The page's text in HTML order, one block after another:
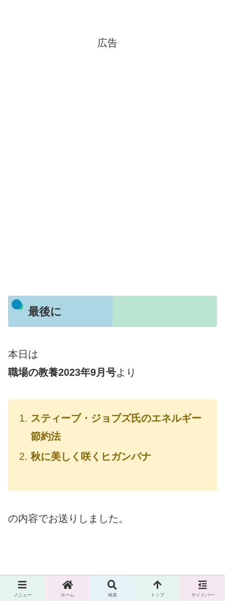
広告
最後に
本日は
職場の教養2023年9月号より
スティーブ・ジョブズ氏のエネルギー
節約法
秋に美しく咲くヒガンバナ
の内容でお送りしました。
何かしら
メニュー ホーム 検索 トップ サイドバー